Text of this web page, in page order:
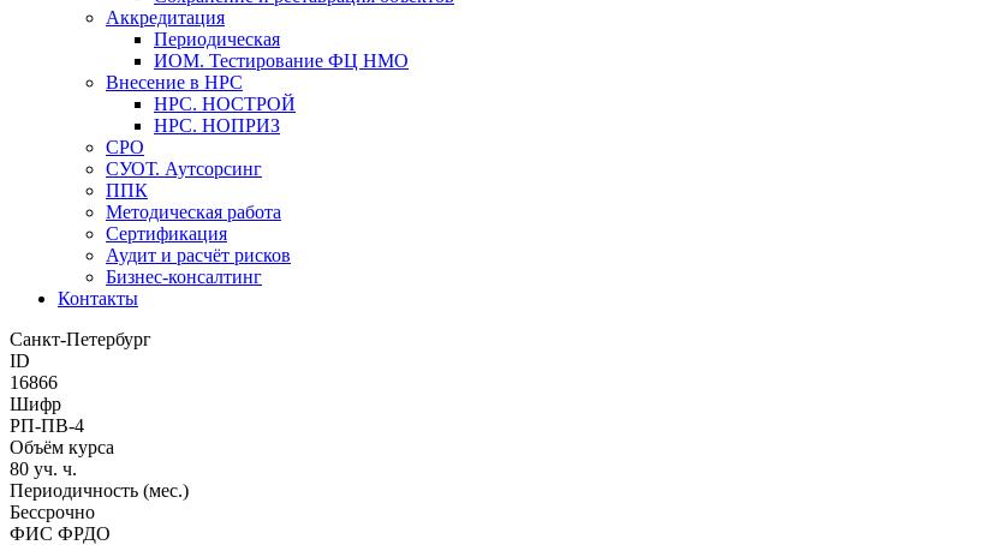
Аккредитация
Периодическая
ИОМ. Тестирование ФЦ НМО
Внесение в НРС
НРС. НОСТРОЙ
НРС. НОПРИЗ
СРО
СУОТ. Аутсорсинг
ППК
Методическая работа
Сертификация
Аудит и расчёт рисков
Бизнес-консалтинг
Контакты
Санкт-Петербург
ID
16866
Шифр
РП-ПВ-4
Объём курса
80 уч. ч.
Периодичность (мес.)
Бессрочно
ФИС ФРДО